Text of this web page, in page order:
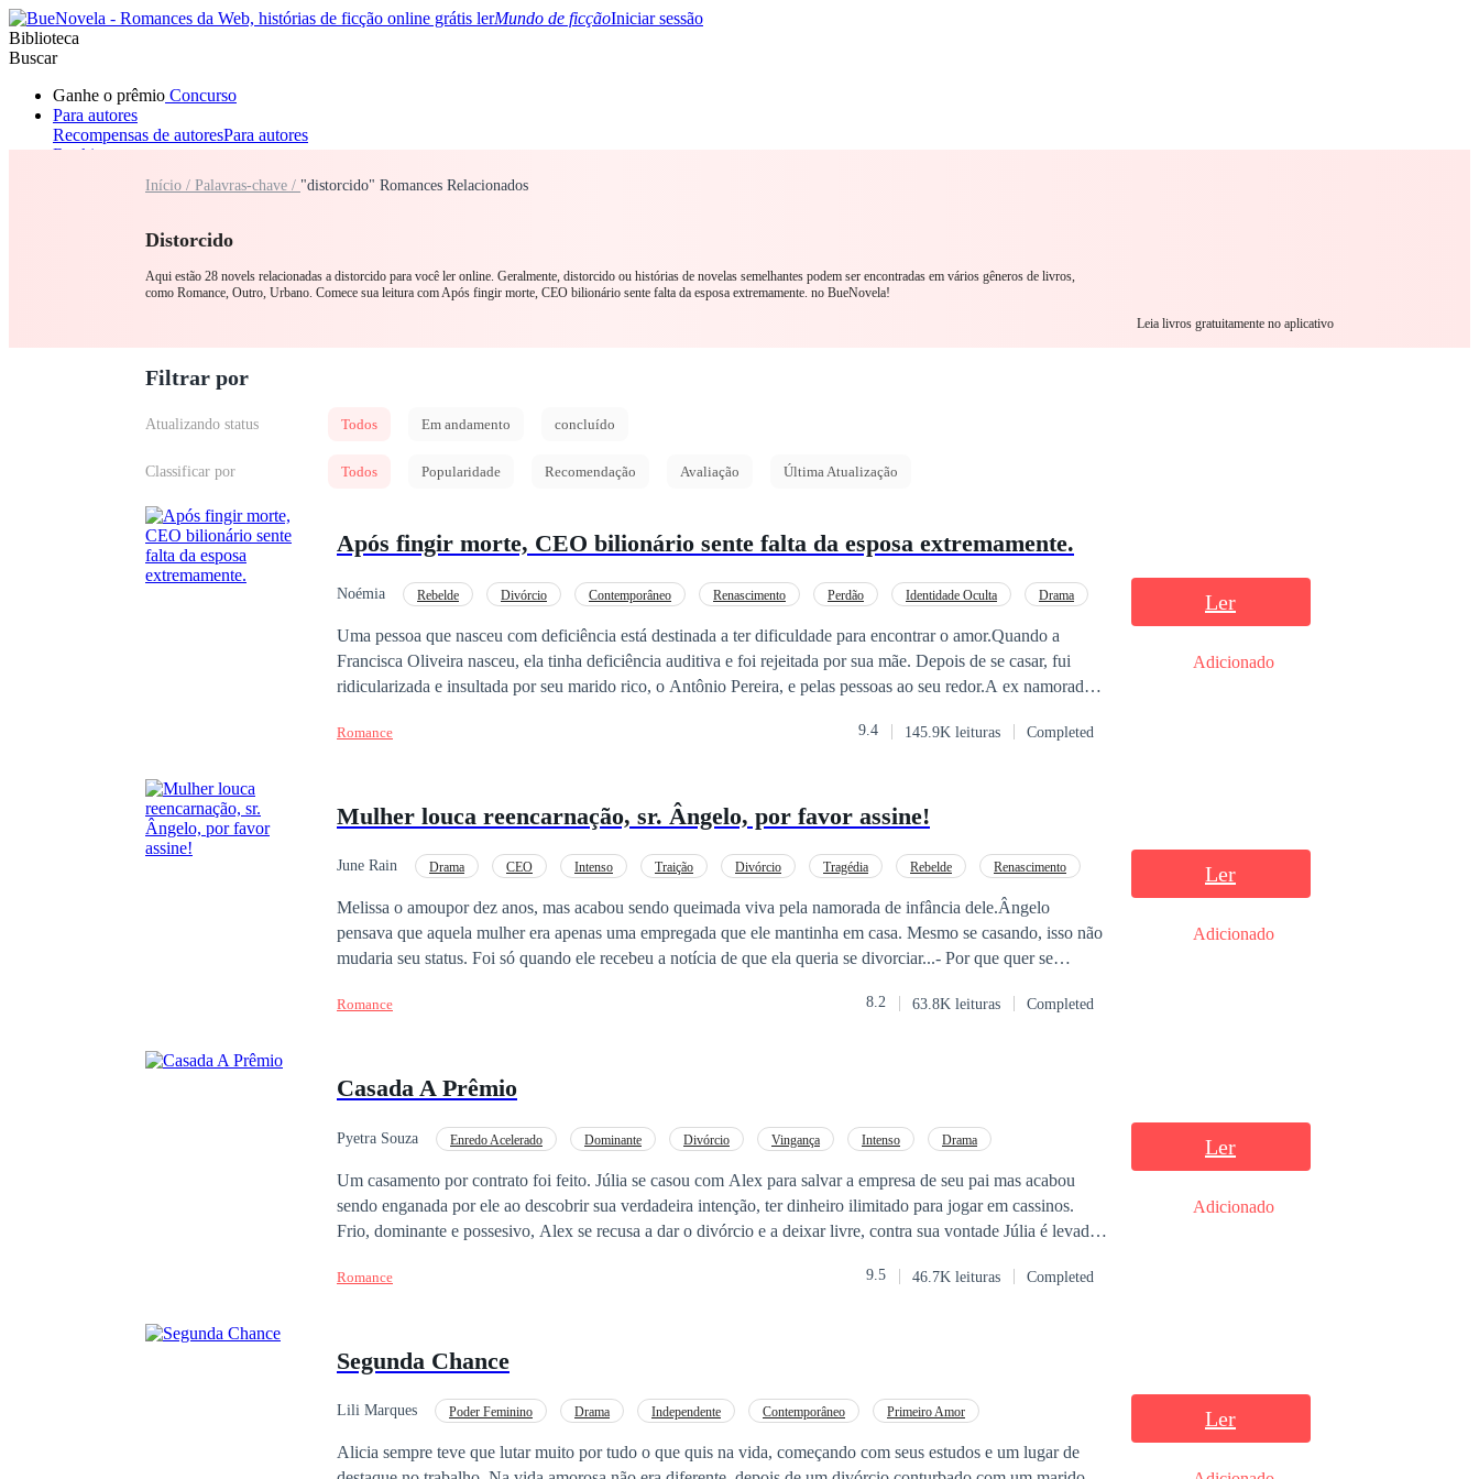
Mundo de ficçãoIniciar sessão
Biblioteca
Buscar
Ganhe o prêmio Concurso
Para autores
Recompensas de autoresPara autores
Ranking
RomanceLobisomem
Início / Palavras-chave / "distorcido" Romances Relacionados
Distorcido
Aqui estão 28 novels relacionadas a distorcido para você ler online. Geralmente, distorcido ou histórias de novelas semelhantes podem ser encontradas em vários gêneros de livros,
como Romance, Outro, Urbano. Comece sua leitura com Após fingir morte, CEO bilionário sente falta da esposa extremamente. no BueNovela!
Leia livros gratuitamente no aplicativo
Filtrar por
Atualizando status Todos Em andamento concluído
Classificar por Todos Popularidade Recomendação Avaliação Última Atualização
Após fingir morte, CEO bilionário sente falta da esposa extremamente.
Noémia Rebelde Divórcio Contemporâneo Renascimento Perdão Identidade Oculta
Drama
Uma pessoa que nasceu com deficiência está destinada a ter dificuldade para encontrar o amor.Quando a
Francisca Oliveira nasceu, ela tinha deficiência auditiva e foi rejeitada por sua mãe. Depois de se casar, fui
ridicularizada e insultada por seu marido rico, o Antônio Pereira, e pelas pessoas ao seu redor.A ex namorada
Pode nunca experimentar o sabor do amor nesta vida, certo? O Antônio já dizia que a amaria? Antes ele
Antônio.- Vamos nos divorciar, atrasei você todos esses anos.Mas o Antônio não queria.- Não pense em
Romance 9.4 145.9K leituras Completed
Ler
Adicionado
Mulher louca reencarnação, sr. Ângelo, por favor assine!
June Rain Drama CEO Intenso Traição Divórcio Tragédia Rebelde Renascimento
Melissa o amoupor dez anos, mas acabou sendo queimada viva pela namorada de infância dele.Ângelo
pensava que aquela mulher era apenas uma empregada que ele mantinha em casa. Mesmo se casando, isso não
mudaria seu status. Foi só quando ele recebeu a notícia de que ela queria se divorciar...- Por que quer se
Você não deseja que eu morra para dar lugar à sua namorada de infância? Eu vou te fazer esse favor! - Melissa
coletiva de imprensa da empresa, quando foi questionada pela mídia:- Ouvi dizer que foi a senhora quem pediu
sentimentos.Aquele grande incêndio destruiu todos os seus sentimentos.Olhando para trás agora, tudo não
Romance 8.2 63.8K leituras Completed
Ler
Adicionado
Casada A Prêmio
Pyetra Souza Enredo Acelerado Dominante Divórcio Vingança Intenso
Drama
Um casamento por contrato foi feito. Júlia se casou com Alex para salvar a empresa de seu pai mas acabou
sendo enganada por ele ao descobrir sua verdadeira intenção, ter dinheiro ilimitado para jogar em cassinos.
Frio, dominante e possesivo, Alex se recusa a dar o divórcio e a deixar livre, contra sua vontade Júlia é levada
cometido, porém a verdade é revelada e Alex se arrepende pelo o que fez. Júlia no entanto carrega puro ódio
Romance 9.5 46.7K leituras Completed
Ler
Adicionado
Segunda Chance
Lili Marques Poder Feminino Drama Independente Contemporâneo
Primeiro Amor
Alicia sempre teve que lutar muito por tudo o que quis na vida, começando com seus estudos e um lugar de
Ler